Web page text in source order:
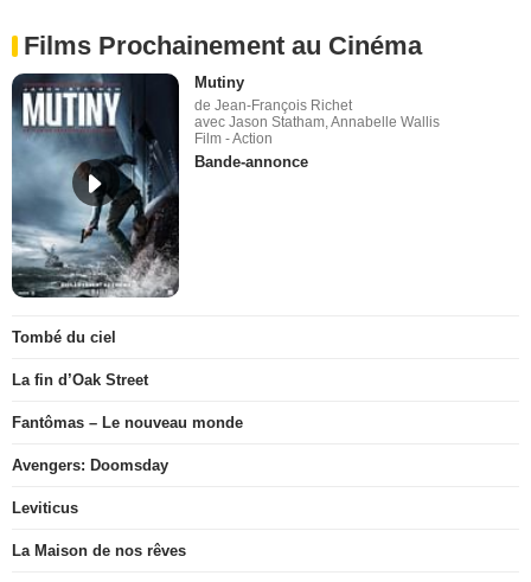
Films Prochainement au Cinéma
Mutiny
de Jean-François Richet
avec Jason Statham, Annabelle Wallis
Film - Action
Bande-annonce
Tombé du ciel
La fin d’Oak Street
Fantômas – Le nouveau monde
Avengers: Doomsday
Leviticus
La Maison de nos rêves